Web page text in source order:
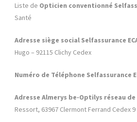
Liste de Opticien conventionné
Santé
Adresse siège social Selfassurance
Hugo – 92115 Clichy Cedex
Numéro de Téléphone Selfassurance
Adresse Almerys be-Optilys réseau de
Ressort, 63967 Clermont Ferrand Cedex 9